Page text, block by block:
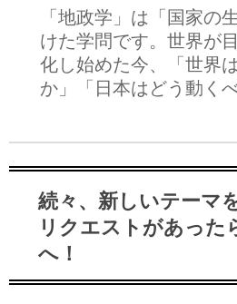
「地政学」は「国家の
けた学問です。世界が
化し始めた今、「世界
か」「日本はどう動く
続々、新しいテーマ
リクエストがあった
へ！